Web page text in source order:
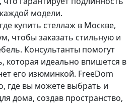
модели.
купить стеллаж в Москве,
чтобы заказать стильную и
Консультанты помогут
которая идеально впишется в
его изюминкой. FreeDom
где вы можете выбрать и
дома, создав пространство,